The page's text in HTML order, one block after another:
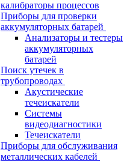
калибраторы процессов
Приборы для проверки
аккумуляторных батарей
Анализаторы и тестеры
аккумуляторных
батарей
Поиск утечек в
трубопроводах
Акустические
течеискатели
Системы
видеодиагностики
Течеискатели
Приборы для обслуживания
металлических кабелей